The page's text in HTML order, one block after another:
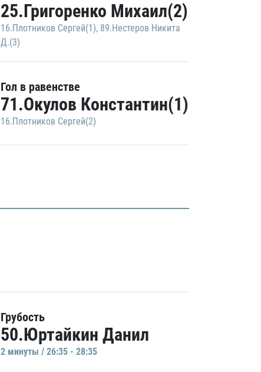
25.Григоренко Михаил(2)
16.Плотников Сергей(1), 89.Нестеров Никита
Д.(3)
Гол в равенстве
71.Окулов Константин(1)
16.Плотников Сергей(2)
Грубость
50.Юртайкин Данил
2 минуты / 26:35 - 28:35